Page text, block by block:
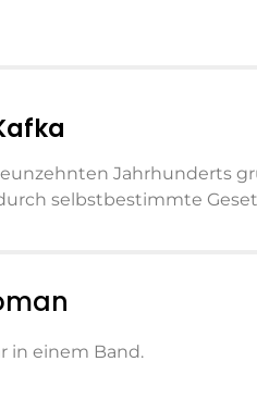
Jahrhunderts
selbstbestimmte
in einem Band.